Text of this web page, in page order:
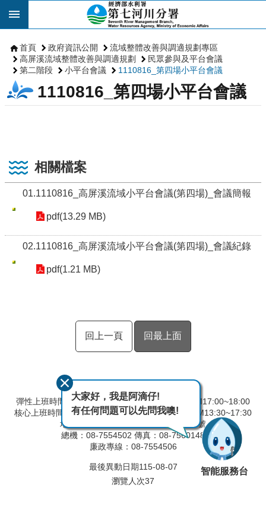
跳到主要內容區塊
首頁 政府資訊公開
流域整體改善與調適規劃專區
高屏溪流域整體改善與調適規劃
民眾參與及平台會議
第二階段
小平台會議 1110816_第四場小平台會議
1110816_第四場小平台會議
相關檔案
01.1110816_高屏溪流域小平台會議(第四場)_會議簡報
pdf(13.29 MB)
02.1110816_高屏溪流域小平台會議(第四場)_會議紀錄
pdf(1.21 MB)
回上一頁 回最上面
彈性上班時間：AM8:00~09:00 彈性下班時間：PM17:00~18:00
核心上班時間：星期一 ~ 星期五 AM8:30~12:30 PM13:30~17:30
地址：90093屏東縣屏東市建國路291號
總機：08-7554502 傳真：08-7560148
廉政專線：08-7554506
最後異動日期115-08-07
瀏覽人次37
大家好，我是阿滴仔!
有任何問題可以先問我噢!
智能服務台